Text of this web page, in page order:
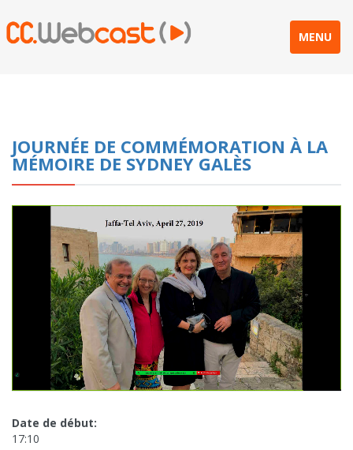
MENU
JOURNÉE DE COMMÉMORATION À LA
MÉMOIRE DE SYDNEY GALÈS
Date de début:
17:10